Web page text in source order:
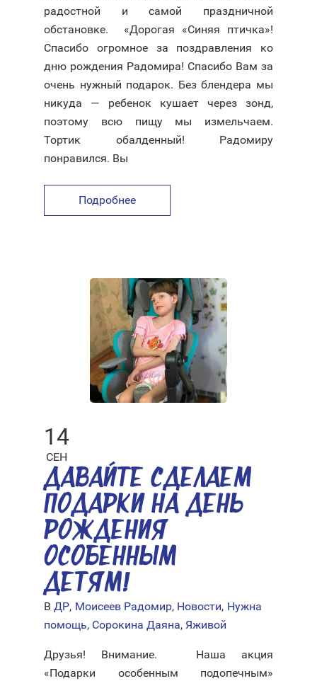
радостной и самой праздничной
обстановке.⠀ «Дорогая «Синяя птичка»!
Спасибо огромное за поздравления ко
дню рождения Радомира! Спасибо Вам за
очень нужный подарок. Без блендера мы
никуда — ребенок кушает через зонд,
поэтому всю пищу мы измельчаем.
Тортик обалденный! Радомиру
понравился. Вы
Подробнее
14
СЕН
ДАВАЙТЕ СДЕЛАЕМ
ПОДАРКИ НА ДЕНЬ
РОЖДЕНИЯ
ОСОБЕННЫМ
ДЕТЯМ!
ВДР, Моисеев Радомир, Новости, Нужна
помощь, Сорокина Даяна, Яживой
Друзья! Внимание. ⠀ Наша акция
«Подарки особенным подопечным»